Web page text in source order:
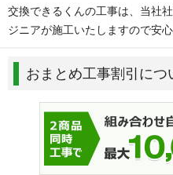
交換できるくんの工事は、当社
ジニアが施工いたしますので安心
おまとめ工事割引につ